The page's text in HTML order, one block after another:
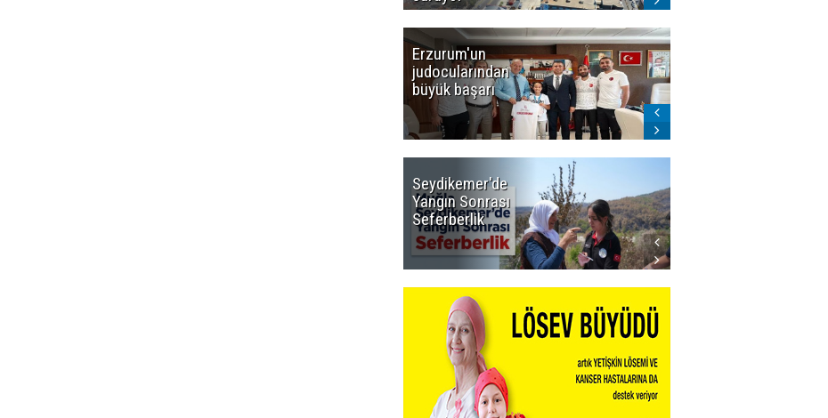
Erzurum'un
judocularından
büyük başarı
Seydikemer'de
Yangın Sonrası
Seferberlik